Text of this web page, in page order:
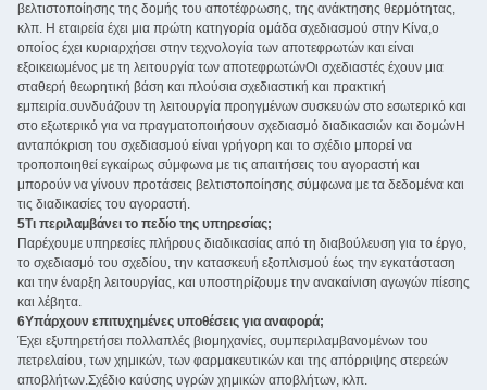
βελτιστοποίησης της δομής του αποτέφρωσης, της ανάκτησης θερμότητας,
κλπ. Η εταιρεία έχει μια πρώτη κατηγορία ομάδα σχεδιασμού στην Κίνα,ο
οποίος έχει κυριαρχήσει στην τεχνολογία των αποτεφρωτών και είναι
εξοικειωμένος με τη λειτουργία των αποτεφρωτώνΟι σχεδιαστές έχουν μια
σταθερή θεωρητική βάση και πλούσια σχεδιαστική και πρακτική
εμπειρία.συνδυάζουν τη λειτουργία προηγμένων συσκευών στο εσωτερικό και
στο εξωτερικό για να πραγματοποιήσουν σχεδιασμό διαδικασιών και δομώνΗ
ανταπόκριση του σχεδιασμού είναι γρήγορη και το σχέδιο μπορεί να
τροποποιηθεί εγκαίρως σύμφωνα με τις απαιτήσεις του αγοραστή και
μπορούν να γίνουν προτάσεις βελτιστοποίησης σύμφωνα με τα δεδομένα και
τις διαδικασίες του αγοραστή.
5Τι περιλαμβάνει το πεδίο της υπηρεσίας;
Παρέχουμε υπηρεσίες πλήρους διαδικασίας από τη διαβούλευση για το έργο,
το σχεδιασμό του σχεδίου, την κατασκευή εξοπλισμού έως την εγκατάσταση
και την έναρξη λειτουργίας, και υποστηρίζουμε την ανακαίνιση αγωγών πίεσης
και λέβητα.
6Υπάρχουν επιτυχημένες υποθέσεις για αναφορά;
Έχει εξυπηρετήσει πολλαπλές βιομηχανίες, συμπεριλαμβανομένων του
πετρελαίου, των χημικών, των φαρμακευτικών και της απόρριψης στερεών
αποβλήτων.Σχέδιο καύσης υγρών χημικών αποβλήτων, κλπ.